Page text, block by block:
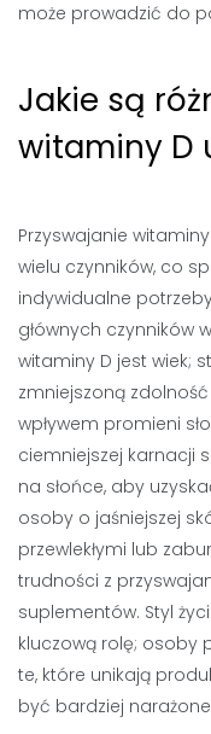
może prowadzić do
Jakie są
witaminy D
Przyswajanie
wielu czynników, co
indywidualne
głównych czynników
witaminy D jest wiek;
zmniejszoną
wpływem promieni
ciemniejszej karnacji
na słońce, aby
osoby o jaśniejszej
przewlekłymi lub
trudności z
suplementów. Styl
kluczową rolę; osoby
te, które unikają
być bardziej